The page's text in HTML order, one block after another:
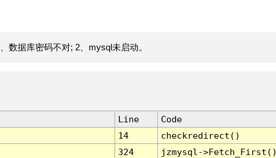
数据库密码不对; 2、mysql未启动。
Line
Code
14
checkredirect()
324
jzmysql-